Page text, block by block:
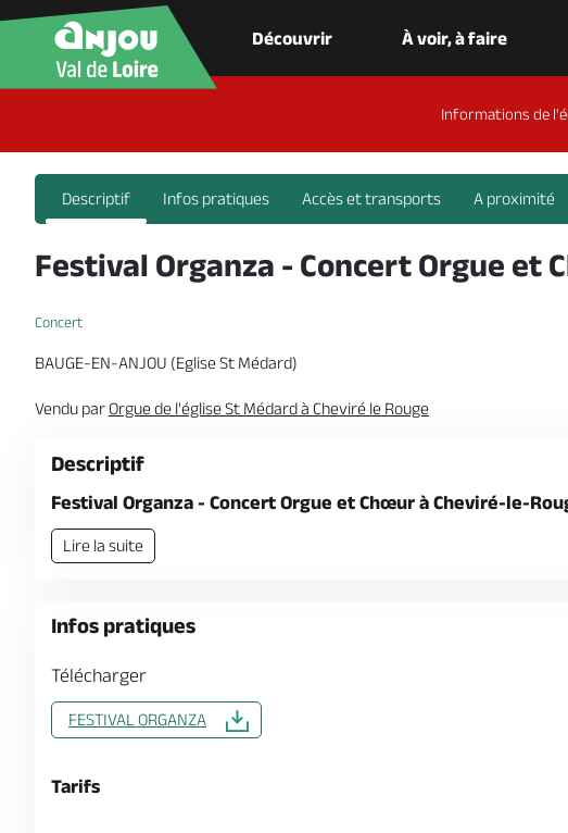
Découvrir À voir, à faire
Informations de
Descriptif Infos pratiques Accès et transports A proximité
Festival Organza - Concert Orgue et
Concert
BAUGE-EN-ANJOU (Eglise St Médard)
Vendu parOrgue de l'église St Médard à Cheviré le Rouge
Descriptif
Festival Organza - Concert Orgue et Chœur à Cheviré-le-
Lire la suite
Infos pratiques
Télécharger
FESTIVAL ORGANZA
Tarifs